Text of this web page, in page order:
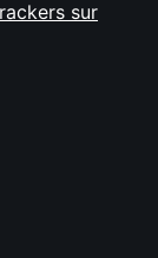
sur